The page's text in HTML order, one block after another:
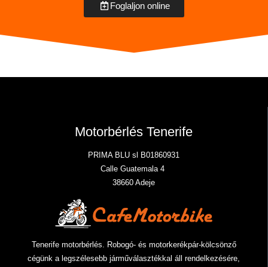
Foglaljon online
Motorbérlés Tenerife
PRIMA BLU sl B01860931
Calle Guatemala 4
38660 Adeje
Tenerife motorbérlés. Robogó- és motorkerékpár-kölcsönző
cégünk a legszélesebb járműválasztékkal áll rendelkezésére,